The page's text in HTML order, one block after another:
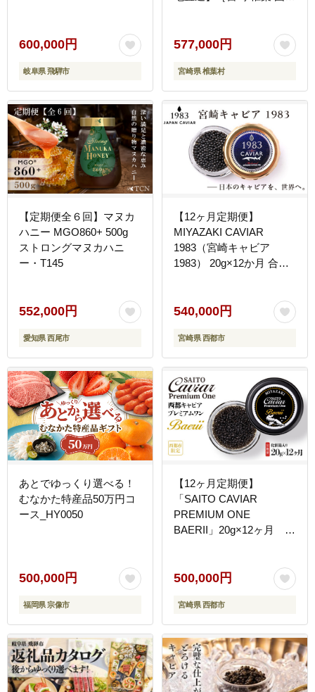
600,000円
岐阜県 飛騨市
卵 卵 クリーミー お酒 魚
介 珍味 加工品 冷凍 高級
贅沢 お取り寄せ お取り寄
せグルメ ディナー パーテ
ィー おつまみ グルメ お
祝い ギフト 記念日 誕生
日 プレゼント 贈り物 贈
答 桐箱 希少］【SZ-
126】
577,000円
宮崎県 椎葉村
【定期便全６回】マヌカ
ハニー MGO860+ 500g
ストロングマヌカハニ
ー・T145
552,000円
愛知県 西尾市
【12ヶ月定期便】
MIYAZAKI CAVIAR
1983（宮崎キャビア
1983） 20g×12か月 合計
22a＞
540,000円
宮崎県 西都市
あとでゆっくり選べる！
むなかた特産品50万円コ
ース_HY0050
500,000円
福岡県 宗像市
【12ヶ月定期便】
「SAITO CAVIAR
PREMIUM ONE
BAERII」20g×12ヶ月 西
＞
500,000円
宮崎県 西都市